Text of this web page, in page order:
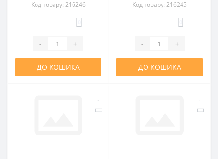
Код товару: 216246
- +
ДО КОШИКА
Код товару: 216245
- +
ДО КОШИКА